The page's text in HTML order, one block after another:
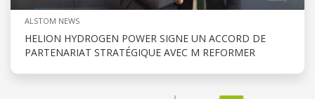
ALSTOM NEWS
HELION HYDROGEN POWER SIGNE UN ACCORD DE
PARTENARIAT STRATÉGIQUE AVEC M REFORMER